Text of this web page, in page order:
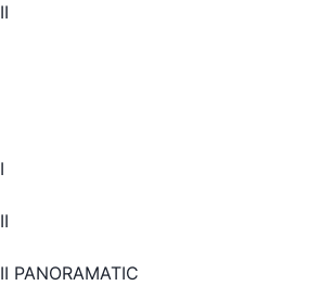
II
I
II
II PANORAMATIC